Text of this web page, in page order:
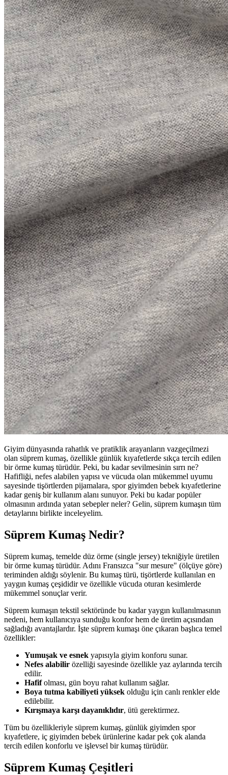
Giyim dünyasında rahatlık ve pratiklik arayanların vazgeçilmezi
olan süprem kumaş, özellikle günlük kıyafetlerde sıkça tercih edilen
bir örme kumaş türüdür. Peki, bu kadar sevilmesinin sırrı ne?
Hafifliği, nefes alabilen yapısı ve vücuda olan mükemmel uyumu
sayesinde tişörtlerden pijamalara, spor giyimden bebek kıyafetlerine
kadar geniş bir kullanım alanı sunuyor. Peki bu kadar popüler
olmasının ardında yatan sebepler neler? Gelin, süprem kumaşın tüm
detaylarını birlikte inceleyelim.
Süprem Kumaş Nedir?
Süprem kumaş, temelde düz örme (single jersey) tekniğiyle üretilen
bir örme kumaş türüdür. Adını Fransızca "sur mesure" (ölçüye göre)
teriminden aldığı söylenir. Bu kumaş türü, tişörtlerde kullanılan en
yaygın kumaş çeşididir ve özellikle vücuda oturan kesimlerde
mükemmel sonuçlar verir.
Süprem kumaşın tekstil sektöründe bu kadar yaygın kullanılmasının
nedeni, hem kullanıcıya sunduğu konfor hem de üretim açısından
sağladığı avantajlardır. İşte süprem kumaşı öne çıkaran başlıca temel
özellikler:
Yumuşak ve esnek yapısıyla giyim konforu sunar.
Nefes alabilir özelliği sayesinde özellikle yaz aylarında tercih
edilir.
Hafifolması, gün boyu rahat kullanım sağlar.
Boya tutma kabiliyeti yüksek olduğu için canlı renkler elde
edilebilir.
Kırışmaya karşı dayanıklıdır, ütü gerektirmez.
Tüm bu özellikleriyle süprem kumaş, günlük giyimden spor
kıyafetlere, iç giyimden bebek ürünlerine kadar pek çok alanda
tercih edilen konforlu ve işlevsel bir kumaş türüdür.
Süprem Kumaş Çeşitleri